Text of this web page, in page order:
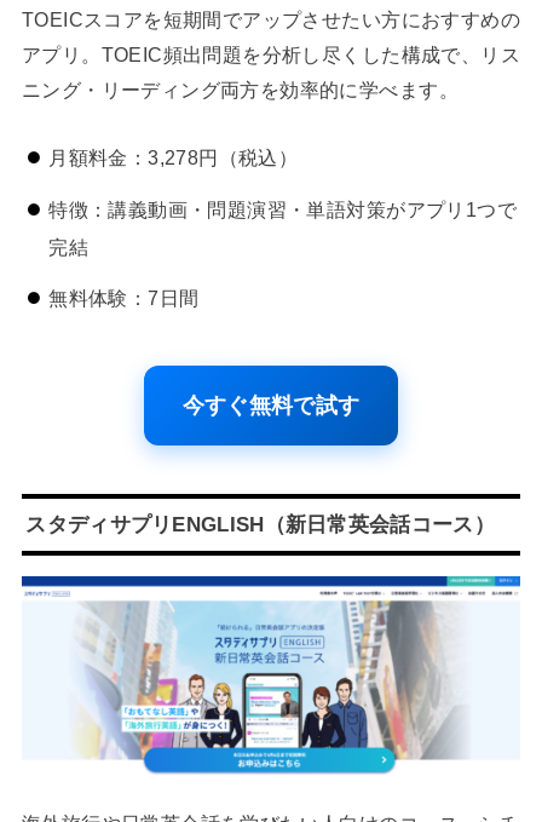
TOEICスコアを短期間でアップさせたい方におすすめの
アプリ。TOEIC頻出問題を分析し尽くした構成で、リス
ニング・リーディング両方を効率的に学べます。
月額料金：3,278円（税込）
特徴：講義動画・問題演習・単語対策がアプリ1つで
完結
無料体験：7日間
今すぐ無料で試す
スタディサプリENGLISH（新日常英会話コース）